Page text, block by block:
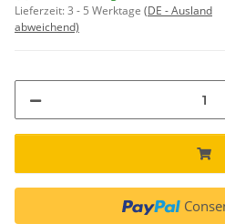
Lieferzeit:3 - 5 Werktage (DE - Ausland
abweichend)